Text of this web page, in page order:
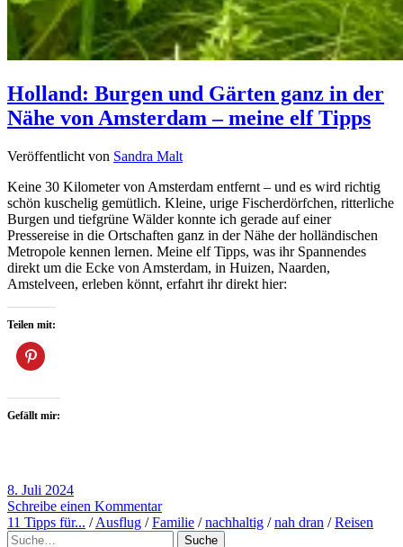
Holland: Burgen und Gärten ganz in der
Nähe von Amsterdam – meine elf Tipps
Veröffentlicht von Sandra Malt
Keine 30 Kilometer von Amsterdam entfernt – und es wird richtig
schön kuschelig gemütlich. Kleine, urige Fischerdörfchen, ritterliche
Burgen und tiefgrüne Wälder konnte ich gerade auf einer
Pressereise in die Ortschaften ganz in der Nähe der holländischen
Metropole kennen lernen. Meine elf Tipps, was ihr Spannendes
direkt um die Ecke von Amsterdam, in Huizen, Naarden,
Amstelveen, erleben könnt, erfahrt ihr direkt hier:
Teilen mit:
Gefällt mir:
8. Juli 2024
Schreibe einen Kommentar
11 Tipps für... /Ausflug /Familie /nachhaltig /nah dran /Reisen
Suche